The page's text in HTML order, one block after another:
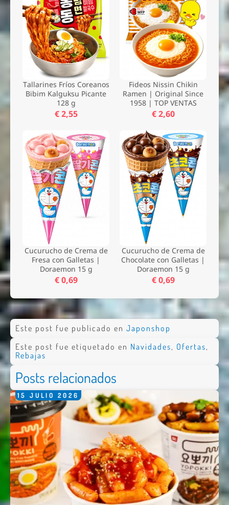
Tallarines Fríos Coreanos
Bibim Kalguksu Picante
128 g
€ 2,55
Fideos Nissin Chikin
Ramen | Original Since
1958 | TOP VENTAS
€ 2,60
Cucurucho de Crema de
Fresa con Galletas |
Doraemon 15 g
€ 0,69
Cucurucho de Crema de
Chocolate con Galletas |
Doraemon 15 g
€ 0,69
Este post fue publicado en Japonshop
Este post fue etiquetado en Navidades, Ofertas,
Rebajas
Posts relacionados
15 JULIO 2026